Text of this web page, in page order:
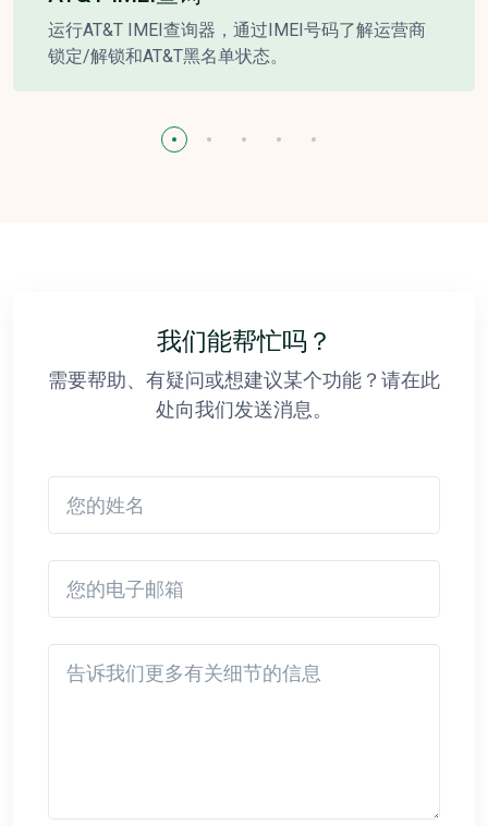
运行AT&T IMEI查询器，通过IMEI号码了解运营商
锁定/解锁和AT&T黑名单状态。
我们能帮忙吗？
需要帮助、有疑问或想建议某个功能？请在此
处向我们发送消息。